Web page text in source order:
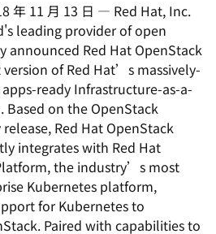
年 11 月 13 日 — Red Hat, Inc.
leading provider of open
announced Red Hat OpenStack
of Red Hat’s massively-
ready Infrastructure-as-a-
Based on the OpenStack
Red Hat OpenStack
integrates with Red Hat
the industry’s most
Kubernetes platform,
for Kubernetes to
Paired with capabilities to